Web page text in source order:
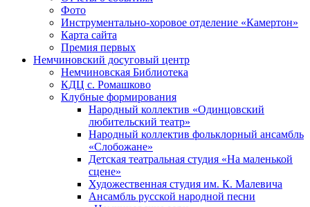
Фото
Инструментально-хоровое отделение «Камертон»
Карта сайта
Премия первых
Немчиновский досуговый центр
Немчиновская Библиотека
КДЦ с. Ромашково
Клубные формирования
Народный коллектив «Одинцовский
любительский театр»
Народный коллектив фольклорный ансамбль
«Слобожане»
Детская театральная студия «На маленькой
сцене»
Художественная студия им. К. Малевича
Ансамбль русской народной песни